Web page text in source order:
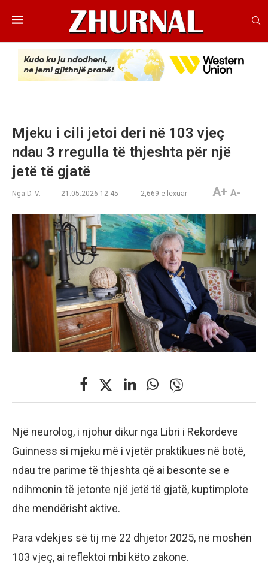
Mjeku i cili jetoi deri në 103 vjeç
ndau 3 rregulla të thjeshta për një
jetë të gjatë
Nga D. V. 21.05.2026 12:45 2,669 e lexuar A+ A-
Një neurolog, i njohur dikur nga Libri i Rekordeve
Guinness si mjeku më i vjetër praktikues në botë,
ndau tre parime të thjeshta që ai besonte se e
ndihmonin të jetonte një jetë të gjatë, kuptimplote
dhe mendërisht aktive.
Para vdekjes së tij më 22 dhjetor 2025, në moshën
103 vjeç, ai reflektoi mbi këto zakone.